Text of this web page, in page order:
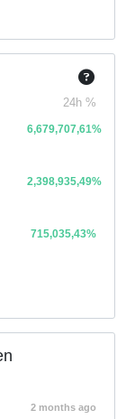
24h %
6,679,707,61%
2,398,935,49%
715,035,43%
2 months ago